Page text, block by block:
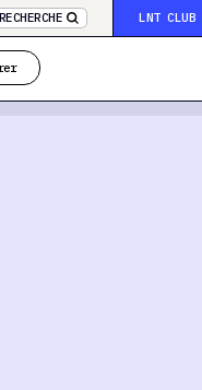
RECHERCHE LNT CLUB